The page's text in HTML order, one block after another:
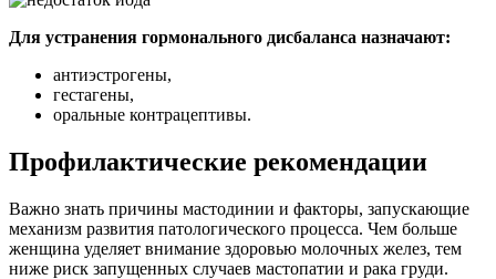
Для устранения гормонального дисбаланса назначают:
антиэстрогены,
гестагены,
оральные контрацептивы.
Профилактические рекомендации
Важно знать причины мастодинии и факторы, запускающие
механизм развития патологического процесса. Чем больше
женщина уделяет внимание здоровью молочных желез, тем
ниже риск запущенных случаев мастопатии и рака груди.